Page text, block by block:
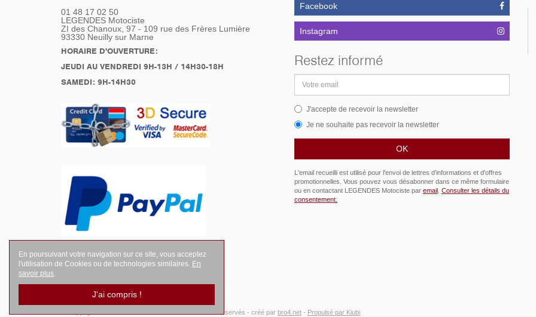
01 48 17 02 50
LEGENDES Motociste
ZI des Chanoux, 97 - 109 rue des Frères Lumière
93330 Neuilly sur Marne
HORAIRE D'OUVERTURE:
JEUDI AU VENDREDI 9H-13H / 14H30-18H
SAMEDI: 9H-14H30
Facebook
Instagram
Restez informé
email
J'accepte de recevoir la newsletter
Je ne souhaite pas recevoir la newsletter
L'email recueilli est utilisé pour l'envoi de lettres d'informations et d'offres
promotionnelles. Vous pouvez vous désabonner dans ce même formulaire
ou en contactant LEGENDES Motociste par email Consulter les détails du
consentement.
- Tous droits réservés - créé par bro4.net - Propulsé par Kiubi
En poursuivant votre navigation sur ce site, vous acceptez
l'utilisation de Cookies ou de technologies similaires. En
savoir plus
J'ai compris !